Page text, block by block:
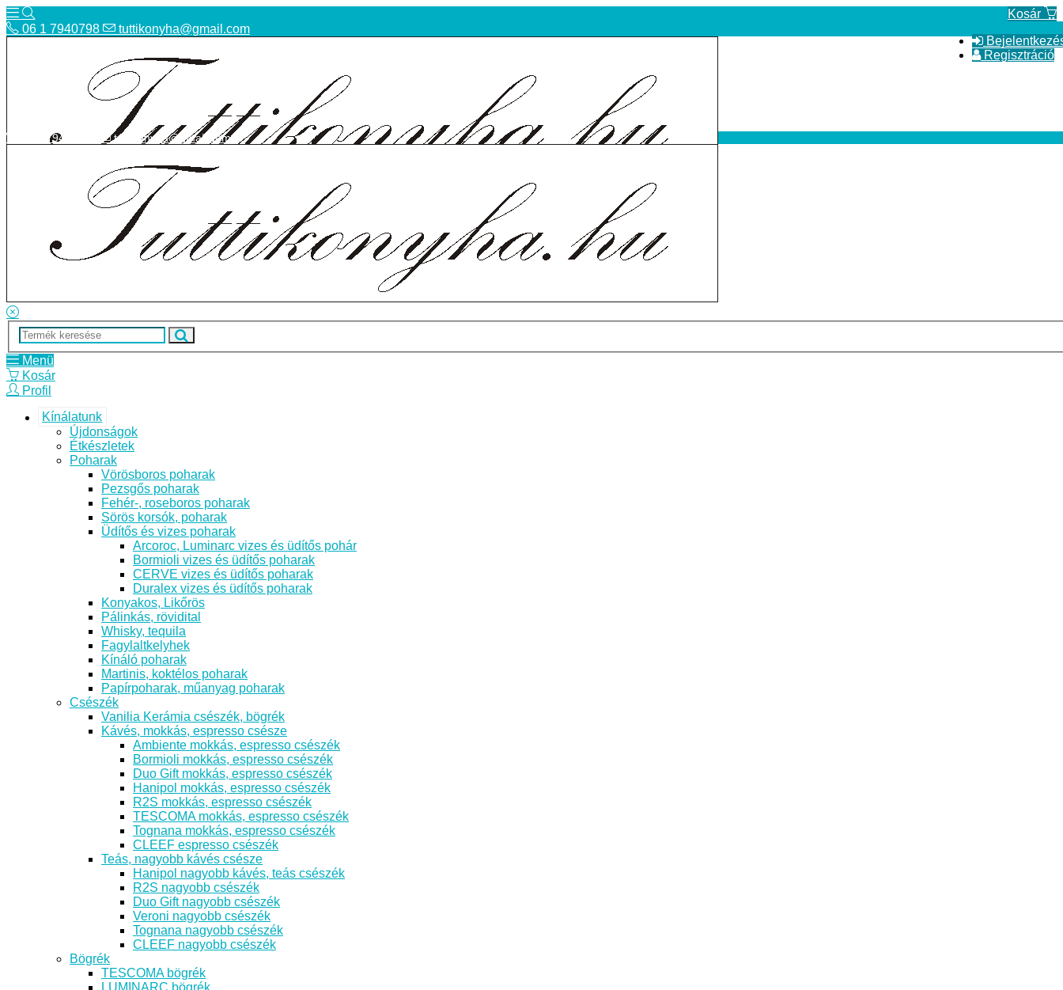
Kosár
Regisztráció
06 1 7940798 tuttikonyha@gmail.com
Bolt
ÁSZF
06 1 7940798 tuttikonyha@gmail.com
Menü
Kosár
Profil
Kínálatunk
Újdonságok
Étkészletek
Poharak
Vörösboros poharak
Pezsgős poharak
Fehér-, roseboros poharak
Sörös korsók, poharak
Üdítős és vizes poharak
Arcoroc, Luminarc vizes és üdítős pohár
Bormioli vizes és üdítős poharak
CERVE vizes és üdítős poharak
Duralex vizes és üdítős poharak
Konyakos, Likőrös
Pálinkás, rövidital
Whisky, tequila
Fagylaltkelyhek
Kínáló poharak
Martinis, koktélos poharak
Papírpoharak, műanyag poharak
Csészék
Vanilia Kerámia csészék, bögrék
Kávés, mokkás, espresso csésze
Ambiente mokkás, espresso csészék
Bormioli mokkás, espresso csészék
Duo Gift mokkás, espresso csészék
Hanipol mokkás, espresso csészék
R2S mokkás, espresso csészék
TESCOMA mokkás, espresso csészék
Tognana mokkás, espresso csészék
CLEEF espresso csészék
Teás, nagyobb kávés csésze
Hanipol nagyobb kávés, teás csészék
R2S nagyobb csészék
Duo Gift nagyobb csészék
Veroni nagyobb csészék
Tognana nagyobb csészék
CLEEF nagyobb csészék
Bögrék
TESCOMA bögrék
LUMINARC bögrék